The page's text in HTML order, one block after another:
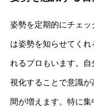
姿勢を定期的にチェ
は姿勢を知らせてく
れるプロもいます。
視化することで意識
間が増えます。特に